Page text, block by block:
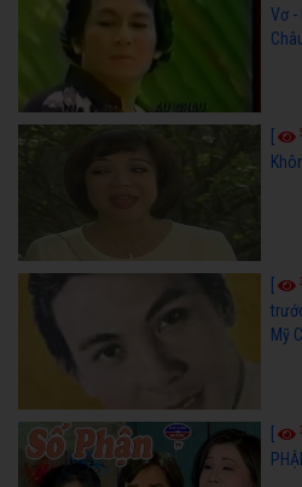
Vơ -
Mỹ